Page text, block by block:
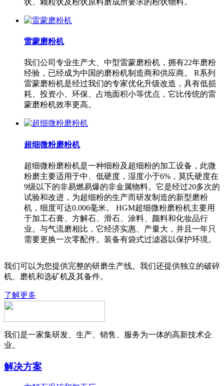
雷蒙磨粉机
我们公司专业生产大、中型雷蒙磨粉机，拥有22年磨粉
经验，已经成为中国的磨粉机制造商和供应商。 R系列
雷蒙磨粉机是经过我们的专家优化升级改造，具有低损
耗、投资小、环保、占地面积小等优点，它比传统的雷
蒙磨粉机效率更高。
超细微粉磨粉机
超细微粉磨粉机是一种细粉及超细粉的加工设备，此微
粉磨主要适用于中、低硬度，湿度小于6%，莫氏硬度在
9级以下的非易燃易爆的非金属物料。它是经过20多次的
试验和改进，为超细粉的生产而研发制造的新型磨粉
机，细度可达0.006毫米。 HGM超细微粉磨粉机主要用
于加工石膏、方解石、滑石、涂料、颜料和化妆品行
业。与气流磨相比，它经济实惠、产量大，并且一年只
需要更换一次零配件。装备有袋式过滤器以保护环境。
我们可以为您提供完整的研磨生产线。我们还提供独立的破碎
机、磨机和选矿机及其备件。
了解更多
我们是一家集研发、生产、销售、服务为一体的高新技术企
业。
解决方案